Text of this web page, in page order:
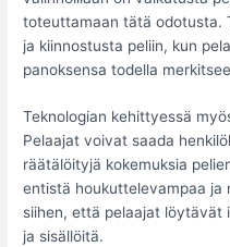
toteuttamaan tätä odotusta.
ja kiinnostusta peliin, kun
panoksensa todella
Teknologian kehittyessä
Pelaajat voivat saada
räätälöityjä kokemuksia
entistä houkuttelevampaa ja
siihen, että pelaajat löytävät
ja sisällöitä.